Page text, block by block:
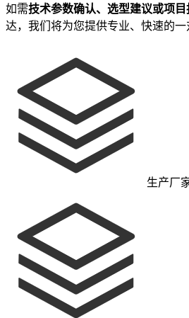
如需技术参数确认、选型建议或项目
达，我们将为您提供专业、快速的一
生产厂